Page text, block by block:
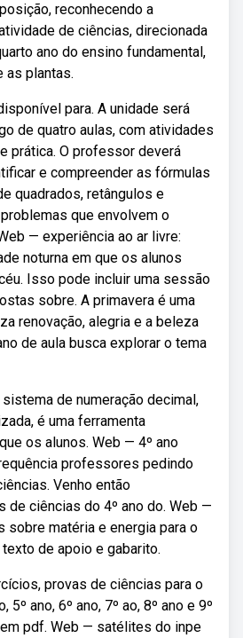
reconhecendo a
de ciências, direcionada
ano do ensino fundamental,
as plantas.
para. A unidade será
de quatro aulas, com atividades
prática. O professor deverá
e compreender as fórmulas
quadrados, retângulos e
que envolvem o
— experiência ao ar livre:
noturna em que os alunos
Isso pode incluir uma sessão
sobre. A primavera é uma
renovação, alegria e a beleza
de aula busca explorar o tema
de numeração decimal,
é uma ferramenta
os alunos. Web — 4º ano
professores pedindo
Venho então
de ciências do 4º ano do. Web —
sobre matéria e energia para o
texto de apoio e gabarito.
provas de ciências para o
5º ano, 6º ano, 7º ao, 8º ano e 9º
pdf. Web — satélites do inpe